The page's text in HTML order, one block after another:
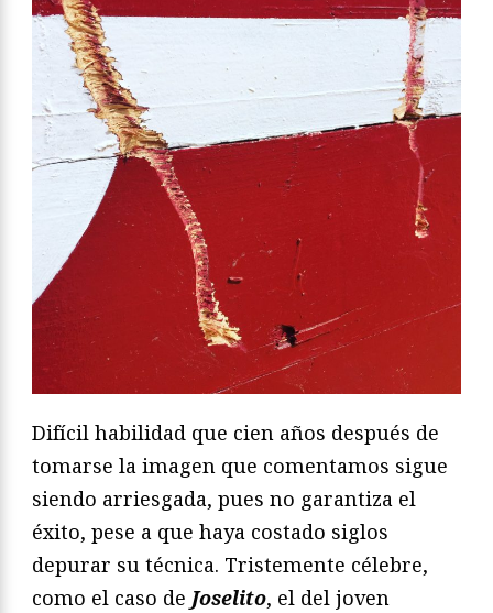
Difícil habilidad que cien años después de
tomarse la imagen que comentamos sigue
siendo arriesgada, pues no garantiza el
éxito, pese a que haya costado siglos
depurar su técnica. Tristemente célebre,
como el caso de Joselito, el del joven